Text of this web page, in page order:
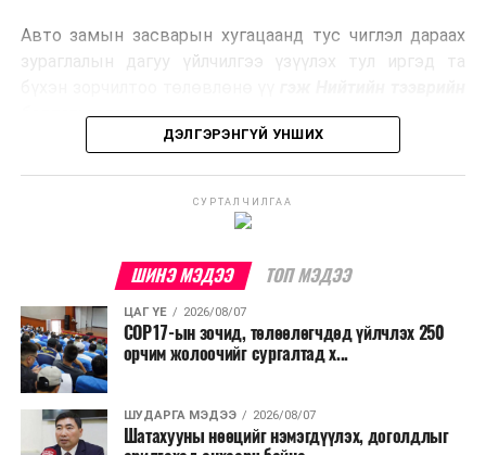
Ийнхүү лаг хатаах, шатаах технологийг лагийн
улсад өргөн ашиглаж байна.
Авто замын засварын хугацаанд тус чиглэл дараах
зураглалын дагуу үйлчилгээ үзүүлэх тул иргэд та
бодлогын газраас мэдээллээ.
ДЭЛГЭРЭНГҮЙ УНШИХ
СУРТАЛЧИЛГАА
ШИНЭ МЭДЭЭ ТОП МЭДЭЭ
ЦАГ ҮЕ 2026/08/07
COP17-ын зочид, төлөөлөгчдөд үйлчлэх 250
орчим жолоочийг сургалтад х...
ШУДАРГА МЭДЭЭ 2026/08/07
Шатахууны нөөцийг нэмэгдүүлэх, доголдлыг